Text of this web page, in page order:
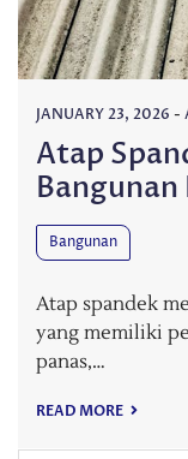
JANUARY 23, 2026 -
Atap
Bangunan
Atap spandek
yang memiliki
panas,…
READ MORE